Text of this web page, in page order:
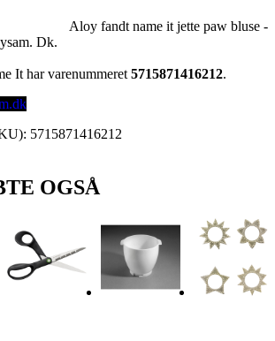
Aloy fandt name it jette paw bluse -
Dk.
It har varenummeret 5715871416212.
5715871416212
OGSÅ